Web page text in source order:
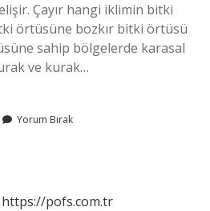
Çayır hangi iklimin bitki
örtüsüne bozkır bitki örtüsü
sahip bölgelerde karasal
ve kurak…
Yorum Bırak
https://pofs.com.tr